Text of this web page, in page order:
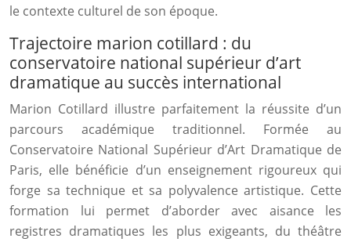
le contexte culturel de son époque.
Trajectoire marion cotillard : du
conservatoire national supérieur d’art
dramatique au succès international
Marion Cotillard illustre parfaitement la réussite d’un
parcours académique traditionnel. Formée au
Conservatoire National Supérieur d’Art Dramatique de
Paris, elle bénéficie d’un enseignement rigoureux qui
forge sa technique et sa polyvalence artistique. Cette
formation lui permet d’aborder avec aisance les
registres dramatiques les plus exigeants, du théâtre